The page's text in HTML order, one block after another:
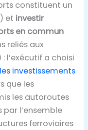
constituent un
et investir
en commun
reliés aux
l’exécutif a choisi
investissements
que les
les autoroutes
l’ensemble
ferroviaires